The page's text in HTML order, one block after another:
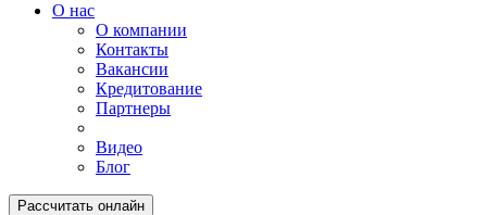
О нас
О компании
Контакты
Вакансии
Кредитование
Партнеры
Видео
Блог
Рассчитать онлайн